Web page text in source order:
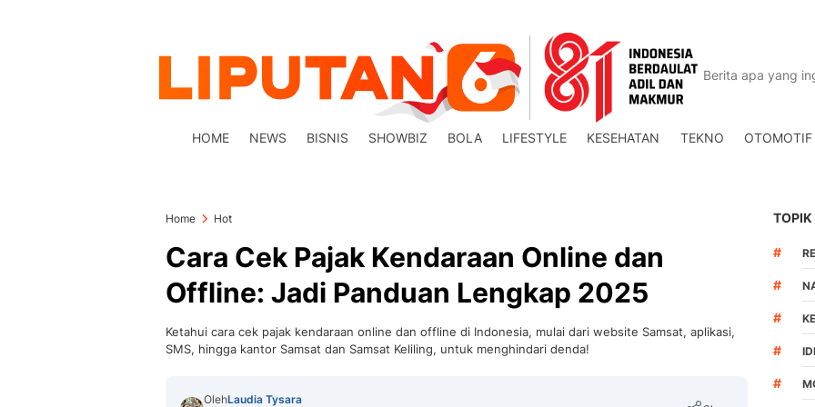
HOME NEWS BISNIS SHOWBIZ BOLA LIFESTYLE KESEHATAN TEKNO OTOMOTIF
Home Hot
Cara Cek Pajak Kendaraan Online dan
Offline: Jadi Panduan Lengkap 2025
Ketahui cara cek pajak kendaraan online dan offline di Indonesia, mulai dari website Samsat, aplikasi,
SMS, hingga kantor Samsat dan Samsat Keliling, untuk menghindari denda!
OlehLaudia Tysara
TOPIK
#
#
#
#
#